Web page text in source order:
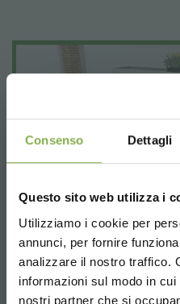
Consenso Dettagli
Questo sito web utilizza i
Utilizziamo i cookie per
annunci, per fornire
analizzare il nostro traffico.
informazioni sul modo in
nostri partner che si
Ce set d’exposition